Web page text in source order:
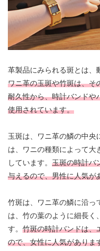
革製品にみられる斑とは、
ワニ革の玉斑や竹斑は、そ
耐久性から、時計バンドや
使用されています。
玉斑は、ワニ革の鱗の中央
は、ワニの種類によって大
しています。 玉斑の時計バ
与えるので、男性に人気が
竹斑は、ワニ革の鱗に沿っ
は、竹の葉のように細長く
す。 竹斑の時計バンドは、
ので、女性に人気がありま